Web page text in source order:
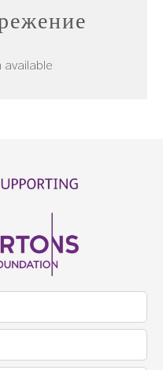
available